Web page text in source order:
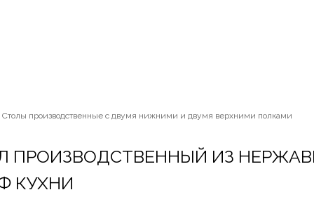
Столы производственные с двумя нижними и двумя верхними полками
ПРОИЗВОДСТВЕННЫЙ ИЗ
КУХНИ